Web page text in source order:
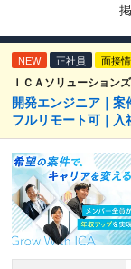
NEW 正社員 面接
ＩＣＡソリューション
開発エンジニア｜案
フルリモート可｜入